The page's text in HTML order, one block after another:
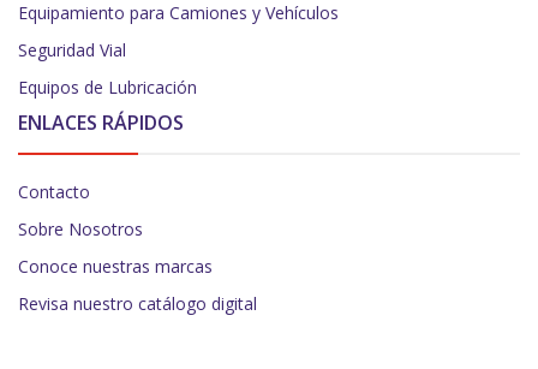
Equipamiento para Camiones y Vehículos
Seguridad Vial
Equipos de Lubricación
ENLACES RÁPIDOS
Contacto
Sobre Nosotros
Conoce nuestras marcas
Revisa nuestro catálogo digital